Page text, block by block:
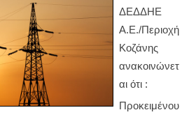
ΔΕΔΔΗΕ
Α.Ε./Περιοχή
Κοζάνης
ανακοινώνετ
αι ότι :
Προκειμένου